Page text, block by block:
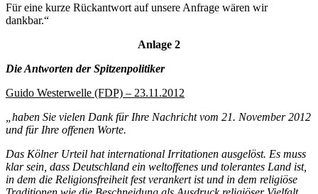
Für eine kurze Rückantwort auf unsere Anfrage wären wir
dankbar.“
Anlage 2
Die Antworten der Spitzenpolitiker
Guido Westerwelle (FDP) – 23.11.2012
„haben Sie vielen Dank für Ihre Nachricht vom 21. November 2012
und für Ihre offenen Worte.
Das Kölner Urteil hat international Irritationen ausgelöst. Es muss
klar sein, dass Deutschland ein weltoffenes und tolerantes Land ist,
in dem die Religionsfreiheit fest verankert ist und in dem religiöse